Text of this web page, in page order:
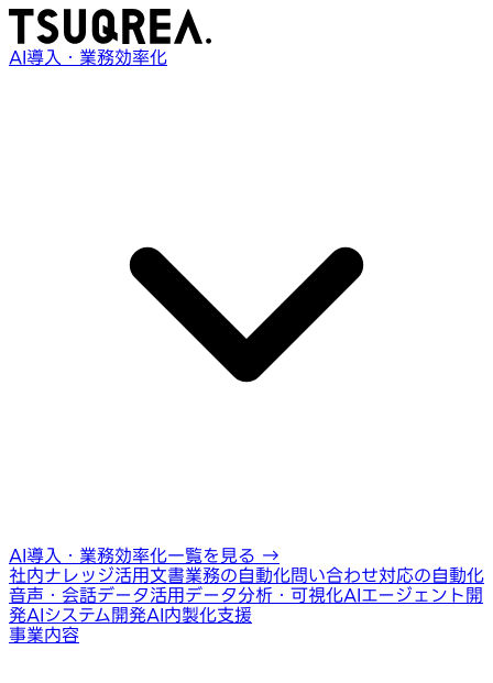
AI導入・業務効率化
AI導入・業務効率化一覧を見る →
社内ナレッジ活用文書業務の自動化問い合わせ対応の自動化
音声・会話データ活用データ分析・可視化AIエージェント開
発AIシステム開発AI内製化支援
事業内容